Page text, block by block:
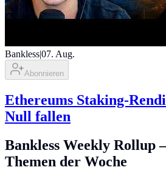
Bankless|07. Aug.
Abonnieren
Ethereums Staking-
Null fallen
Bankless Weekly Rollup
Themen der Woche